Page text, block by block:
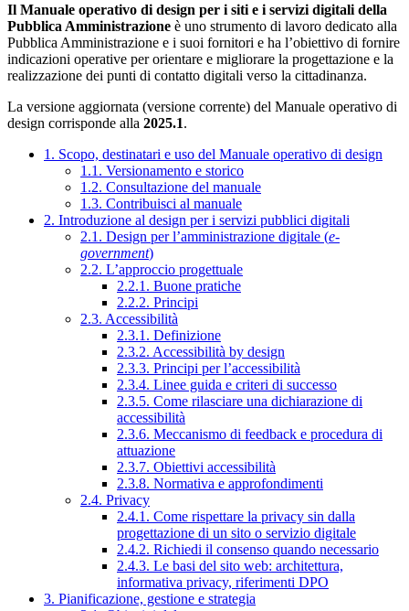
Il Manuale operativo di design per i siti e i servizi digitali della
Pubblica Amministrazione è uno strumento di lavoro dedicato alla
Pubblica Amministrazione e i suoi fornitori e ha l’obiettivo di fornire
indicazioni operative per orientare e migliorare la progettazione e la
realizzazione dei punti di contatto digitali verso la cittadinanza.
La versione aggiornata (versione corrente) del Manuale operativo di
design corrisponde alla 2025.1.
1. Scopo, destinatari e uso del Manuale operativo di design
1.1. Versionamento e storico
1.2. Consultazione del manuale
1.3. Contribuisci al manuale
2. Introduzione al design per i servizi pubblici digitali
2.1. Design per l’amministrazione digitale (e-
government)
2.2. L’approccio progettuale
2.2.1. Buone pratiche
2.2.2. Principi
2.3. Accessibilità
2.3.1. Definizione
2.3.2. Accessibilità by design
2.3.3. Principi per l’accessibilità
2.3.4. Linee guida e criteri di successo
2.3.5. Come rilasciare una dichiarazione di
accessibilità
2.3.6. Meccanismo di feedback e procedura di
attuazione
2.3.7. Obiettivi accessibilità
2.3.8. Normativa e approfondimenti
2.4. Privacy
2.4.1. Come rispettare la privacy sin dalla
progettazione di un sito o servizio digitale
2.4.2. Richiedi il consenso quando necessario
2.4.3. Le basi del sito web: architettura,
informativa privacy, riferimenti DPO
3. Pianificazione, gestione e strategia